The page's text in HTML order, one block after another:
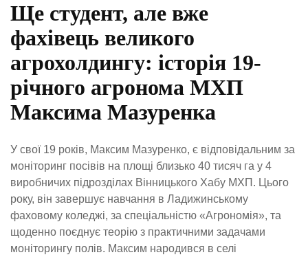
Ще студент, але вже
фахівець великого
агрохолдингу: історія 19-
річного агронома МХП
Максима Мазуренка
У свої 19 років, Максим Мазуренко, є відповідальним за
моніторинг посівів на площі близько 40 тисяч га у 4
виробничих підрозділах Вінницького Хабу МХП. Цього
року, він завершує навчання в Ладижинському
фаховому коледжі, за спеціальністю «Агрономія», та
щоденно поєднує теорію з практичними задачами
моніторингу полів. Максим народився в селі